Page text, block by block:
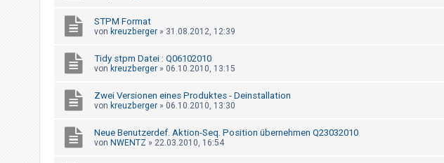
STPM Format
von kreuzberger » 31.08.2012, 12:39
Tidy stpm Datei : Q06102010
von kreuzberger » 06.10.2010, 13:15
Zwei Versionen eines Produktes - Deinstallation
von kreuzberger » 06.10.2010, 13:30
Neue Benutzerdef. Aktion-Seq. Position übernehmen Q23032010
von NWENTZ » 22.03.2010, 16:54